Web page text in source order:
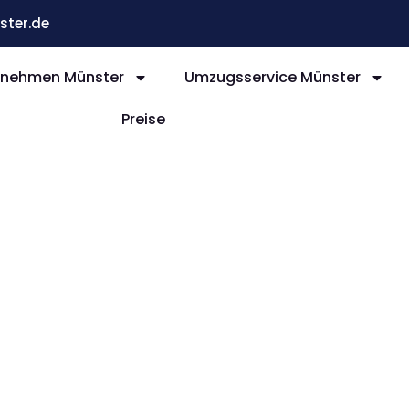
Münster
Umzugsservice Münster
Preise